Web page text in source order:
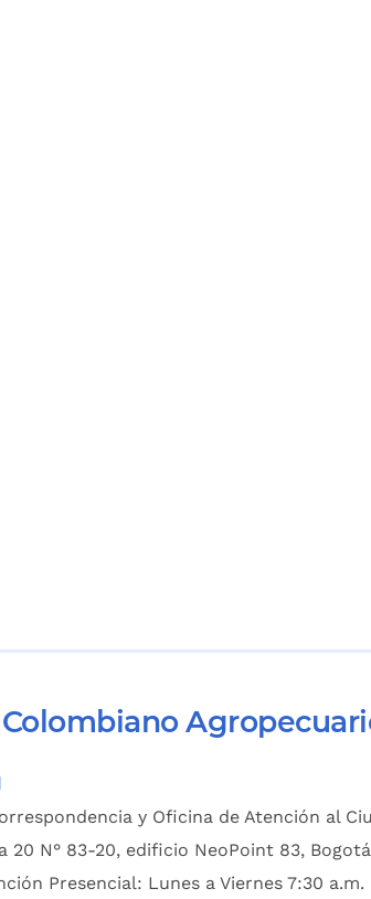
y Oficina de Atención al
20 N° 83-20, edificio NeoPoint 83,
Presencial: Lunes a Viernes 7:30